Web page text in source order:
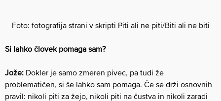
Foto: fotografija strani v skripti Piti ali ne piti/Biti ali ne biti
Si lahko človek pomaga sam?
Jože: Dokler je samo zmeren pivec, pa tudi že
problematičen, si še lahko sam pomaga. Če se drži osnovnih
pravil: nikoli piti za žejo, nikoli piti na čustva in nikoli zaradi